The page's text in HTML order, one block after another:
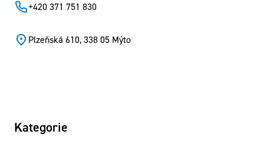
+420 371 751 830
Plzeňská 610, 338 05 Mýto
Kategorie